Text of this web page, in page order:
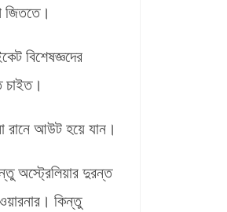
জিততে।
বিশেষজ্ঞদের
চাইত।
রানে আউট হয়ে যান।
অস্ট্রেলিয়ার দুরন্ত
কিন্তু